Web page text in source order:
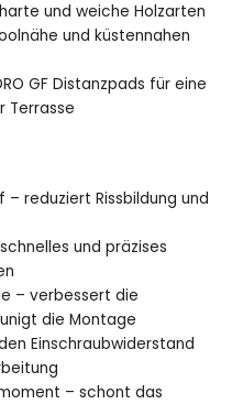
und weiche Holzarten
und küstennahen
GF Distanzpads für eine
Terrasse
reduziert Rissbildung und
und präzises
– verbessert die
die Montage
Einschraubwiderstand
– schont das